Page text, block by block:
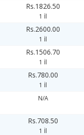
Rs.1826.50
1 İl
Rs.2600.00
1 İl
Rs.1506.70
1 İl
Rs.780.00
1 İl
N/A
Rs.708.50
1 İl